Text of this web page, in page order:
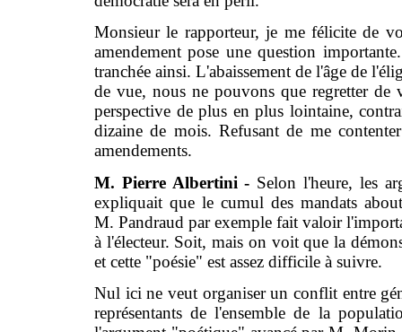
Monsieur le rapporteur, je me félicite de
amendement pose une question
tranchée ainsi. L'abaissement de l'âge de
de vue, nous ne pouvons que regretter
perspective de plus en plus lointaine,
dizaine de mois. Refusant de me
amendements.
M. Pierre Albertini - Selon l'heure, les
expliquait que le cumul des mandats
M. Pandraud par exemple fait valoir
à l'électeur. Soit, mais on voit que la
et cette "poésie" est assez difficile à suivre.
Nul ici ne veut organiser un conflit entre
représentants de l'ensemble de la